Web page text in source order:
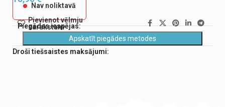
Nav noliktavā
Pievienot vēlmju
sarakstam
Piegādes iespējas:
Apskatīt piegādes metodes
Droši tiešsaistes maksājumi: